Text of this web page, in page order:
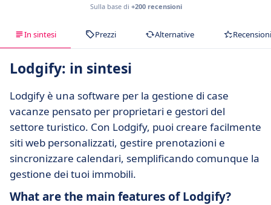
Sulla base di +200 recensioni
In sintesi Prezzi Alternative Recensioni
Lodgify: in sintesi
Lodgify è una software per la gestione di case
vacanze pensato per proprietari e gestori del
settore turistico. Con Lodgify, puoi creare facilmente
siti web personalizzati, gestire prenotazioni e
sincronizzare calendari, semplificando comunque la
gestione dei tuoi immobili.
What are the main features of Lodgify?